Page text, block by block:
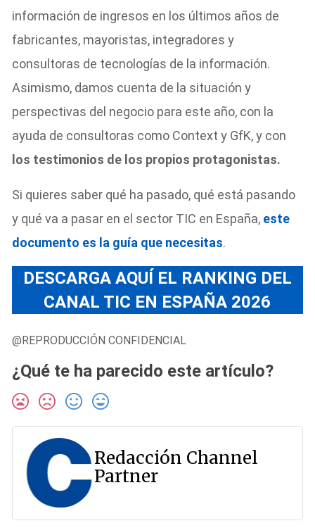
información de ingresos en los últimos años de
fabricantes, mayoristas, integradores y
consultoras de tecnologías de la información.
Asimismo, damos cuenta de la situación y
perspectivas del negocio para este año, con la
ayuda de consultoras como Context y GfK, y con
los testimonios de los propios protagonistas.
Si quieres saber qué ha pasado, qué está pasando
y qué va a pasar en el sector TIC en España, este
documento es la guía que necesitas.
DESCARGA AQUÍ EL RANKING DEL
CANAL TIC EN ESPAÑA 2026
@REPRODUCCIÓN CONFIDENCIAL
¿Qué te ha parecido este artículo?
Redacción Channel
Partner